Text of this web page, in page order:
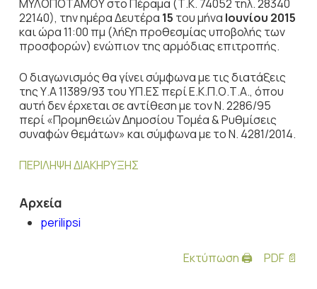
ΜΥΛΟΠΟΤΑΜΟΥ στο Πέραμα (Τ.Κ. 74052 τηλ. 28340
22140), την ημέρα Δευτέρα 15 του μήνα Ιουνίου 2015
και ώρα 11:00 πμ (λήξη προθεσμίας υποβολής των
προσφορών) ενώπιον της αρμόδιας επιτροπής.
Ο διαγωνισμός θα γίνει σύμφωνα με τις διατάξεις
της Υ.Α 11389/93 του ΥΠ.ΕΣ περί Ε.Κ.Π.Ο.Τ.Α., όπου
αυτή δεν έρχεται σε αντίθεση με τον Ν. 2286/95
περί «Προμηθειών Δημοσίου Τομέα & Ρυθμίσεις
συναφών θεμάτων» και σύμφωνα με το Ν. 4281/2014.
ΠΕΡΙΛΗΨΗ ΔΙΑΚΗΡΥΞΗΣ
Αρχεία
perilipsi
Εκτύπωση 🖨 PDF 📄